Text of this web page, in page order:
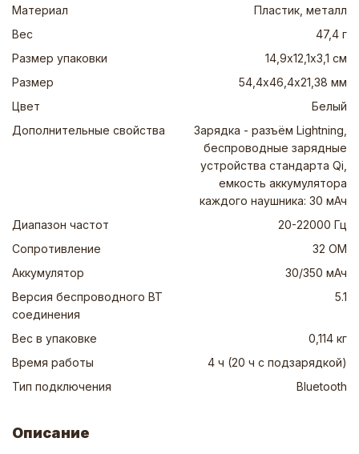
Материал
Пластик, металл
Вес
47,4 г
Размер упаковки
14,9х12,1х3,1 см
Размер
54,4х46,4х21,38 мм
Цвет
Белый
Дополнительные свойства
Зарядка - разъём Lightning,
беспроводные зарядные
устройства стандарта Qi,
емкость аккумулятора
каждого наушника: 30 мАч
Диапазон частот
20-22000 Гц
Сопротивление
32 ОМ
Аккумулятор
30/350 мАч
Версия беспроводного BT
соединения
5.1
Вес в упаковке
0,114 кг
Время работы
4 ч (20 ч с подзарядкой)
Тип подключения
Bluetooth
Описание